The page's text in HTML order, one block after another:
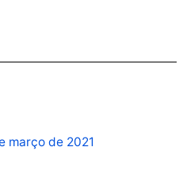
março de 2021